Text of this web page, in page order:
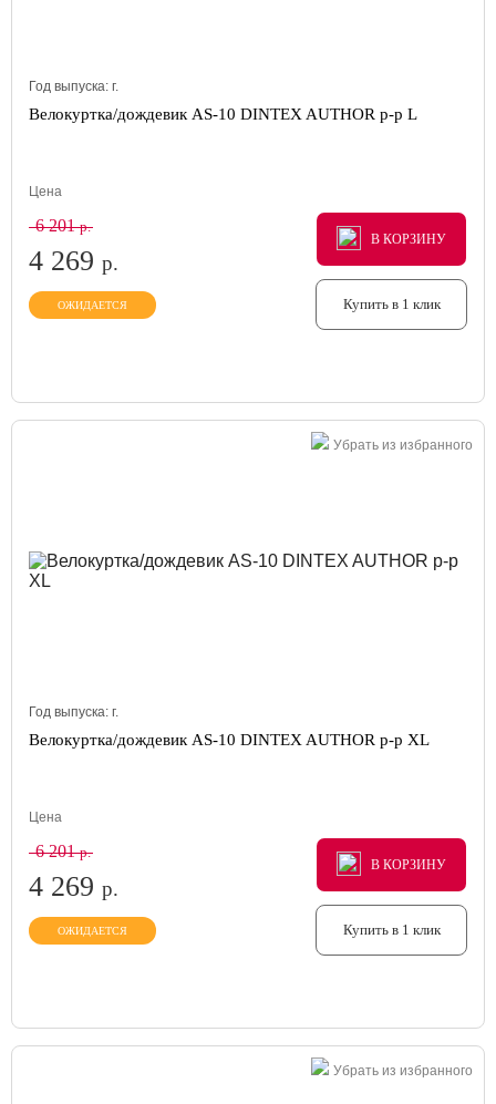
Год выпуска: г.
Велокуртка/дождевик AS-10 DINTEX AUTHOR р-р L
Цена
6 201р.
4 269 р.
ОЖИДАЕТСЯ
В КОРЗИНУ
В КОРЗИНУ
В КОРЗИНУ
Купить в 1 клик
Убрать из избранного
Год выпуска: г.
Велокуртка/дождевик AS-10 DINTEX AUTHOR р-р XL
Цена
6 201р.
4 269 р.
ОЖИДАЕТСЯ
В КОРЗИНУ
В КОРЗИНУ
В КОРЗИНУ
Купить в 1 клик
Убрать из избранного